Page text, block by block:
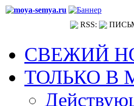
RSS:
СВЕЖИЙ
ТОЛЬКО В